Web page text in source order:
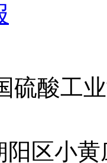
硫酸工
阳区小